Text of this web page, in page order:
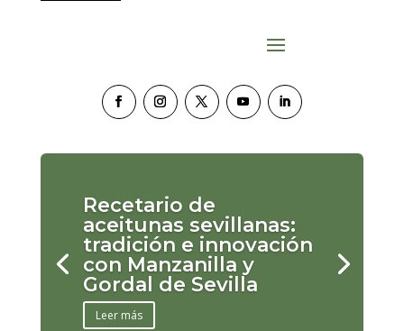
Recetario de
aceitunas sevillanas:
tradición e innovación
con Manzanilla y
Gordal de Sevilla
Leer más